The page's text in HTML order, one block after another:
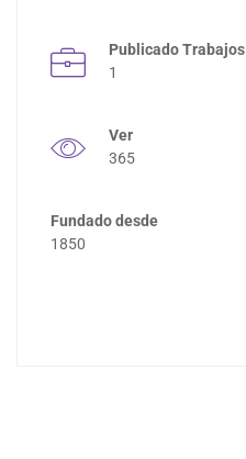
Publicado Trabajos
1
Ver
365
Fundado desde
1850